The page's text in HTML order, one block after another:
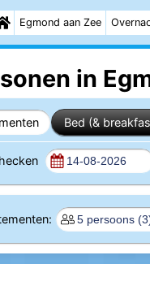
Egmond aan Zee
in
Bed (&